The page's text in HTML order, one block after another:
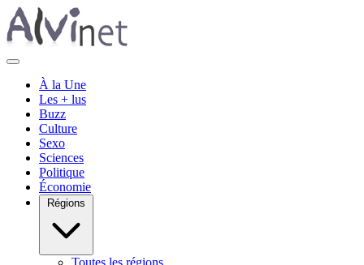
À la Une
Les + lus
Buzz
Culture
Sexo
Sciences
Politique
Économie
Régions
Toutes les régions